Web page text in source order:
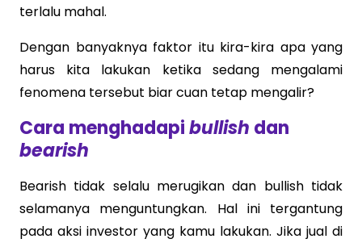
terlalu mahal.
Dengan banyaknya faktor itu kira-kira apa yang
harus kita lakukan ketika sedang mengalami
fenomena tersebut biar cuan tetap mengalir?
Cara menghadapibullish dan
bearish
Bearish tidak selalu merugikan dan bullish tidak
selamanya menguntungkan. Hal ini tergantung
pada aksi investor yang kamu lakukan. Jika jual di